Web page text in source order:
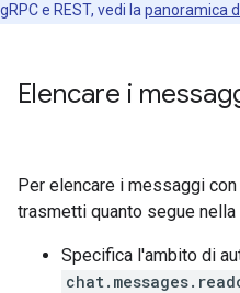
gRPC e REST, vedi la panoramica
Elencare i
Per elencare i messaggi con
trasmetti quanto segue nella
Specifica l'ambito di